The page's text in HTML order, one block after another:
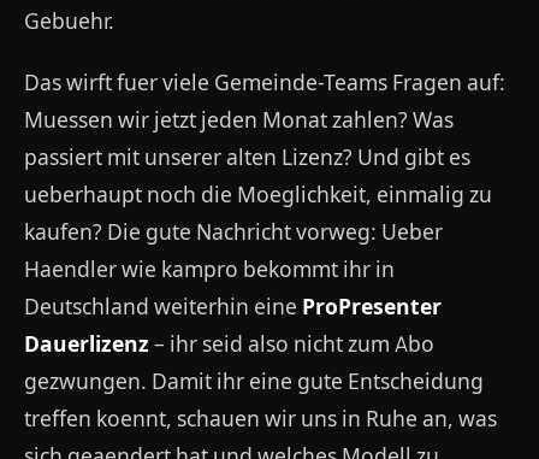
Gebuehr.
Das wirft fuer viele Gemeinde-Teams Fragen auf:
Muessen wir jetzt jeden Monat zahlen? Was
passiert mit unserer alten Lizenz? Und gibt es
ueberhaupt noch die Moeglichkeit, einmalig zu
kaufen? Die gute Nachricht vorweg: Ueber
Haendler wie kampro bekommt ihr in
Deutschland weiterhin eine ProPresenter
Dauerlizenz – ihr seid also nicht zum Abo
gezwungen. Damit ihr eine gute Entscheidung
treffen koennt, schauen wir uns in Ruhe an, was